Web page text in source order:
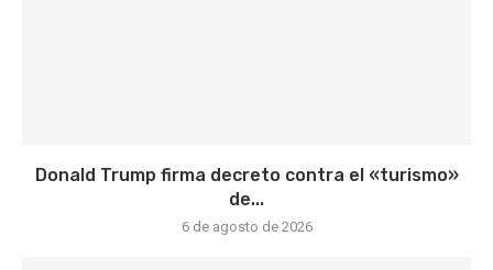
Donald Trump firma decreto contra el «turismo»
de...
6 de agosto de 2026